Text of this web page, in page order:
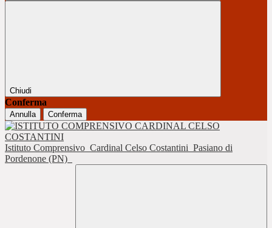
Chiudi
Conferma
Annulla Conferma
Istituto Comprensivo Cardinal Celso Costantini Pasiano di
Pordenone (PN)